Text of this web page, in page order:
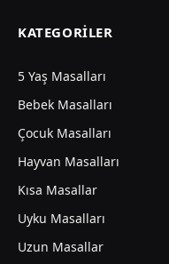
KATEGORILER
5 Yaş Masalları
Bebek Masalları
Çocuk Masalları
Hayvan Masalları
Kısa Masallar
Uyku Masalları
Uzun Masallar